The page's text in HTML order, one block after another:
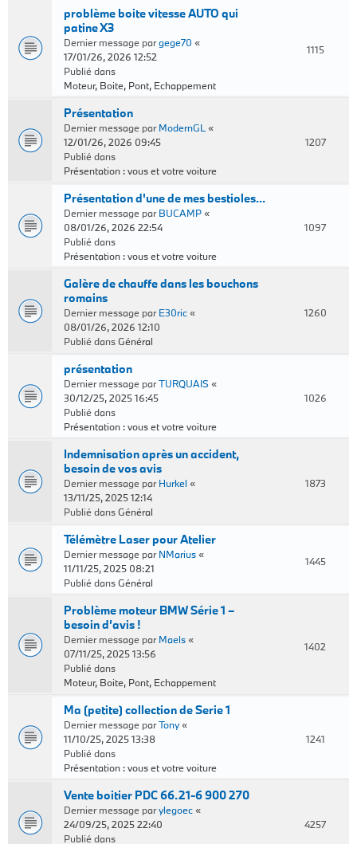
problème boite vitesse AUTO qui
patine X3
Dernier message pargege70 «
17/01/26, 2026 12:52
Publié dans
Moteur, Boite, Pont, Echappement
1115
Présentation
Dernier message parModernGL «
12/01/26, 2026 09:45
Publié dans
Présentation : vous et votre voiture
1207
Présentation d'une de mes bestioles...
Dernier message parBUCAMP«
08/01/26, 2026 22:54
Publié dans
Présentation : vous et votre voiture
1097
Galère de chauffe dans les bouchons
romains
Dernier message parE30ric«
08/01/26, 2026 12:10
Publié dansGénéral
1260
présentation
Dernier message parTURQUAIS«
30/12/25, 2025 16:45
Publié dans
Présentation : vous et votre voiture
1026
Indemnisation après un accident,
besoin de vos avis
Dernier message parHurkel «
13/11/25, 2025 12:14
Publié dansGénéral
1873
Télémètre Laser pour Atelier
Dernier message parNMarius«
11/11/25, 2025 08:21
Publié dansGénéral
1445
Problème moteur BMW Série 1 –
besoin d’avis !
Dernier message parMaels«
07/11/25, 2025 13:56
Publié dans
Moteur, Boite, Pont, Echappement
1402
Ma (petite) collection de Serie 1
Dernier message parTony«
11/10/25, 2025 13:38
Publié dans
Présentation : vous et votre voiture
1241
Vente boitier PDC 66.21-6 900 270
Dernier message parylegoec«
24/09/25, 2025 22:40
Publié dans
4257